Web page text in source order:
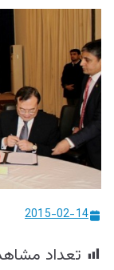
2015-02-14
تعداد